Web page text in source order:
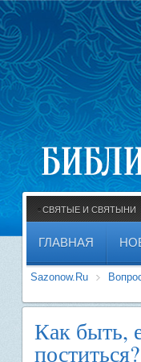
СВЯТЫЕ И СВЯТЫНИ
ГЛАВНАЯ
Sazonow.Ru
Как быть,
поститься?